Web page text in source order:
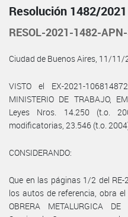
Resolución 1482/2021
RESOL-2021-1482-
Ciudad de Buenos Aires, 11/11/
VISTO el EX-2021-
MINISTERIO DE TRABAJO,
Leyes Nros. 14.250 (t.o.
modificatorias, 23.546 (t.o.
CONSIDERANDO:
Que en las páginas 1/2 del RE-
los autos de referencia, obra
OBRERA METALURGICA